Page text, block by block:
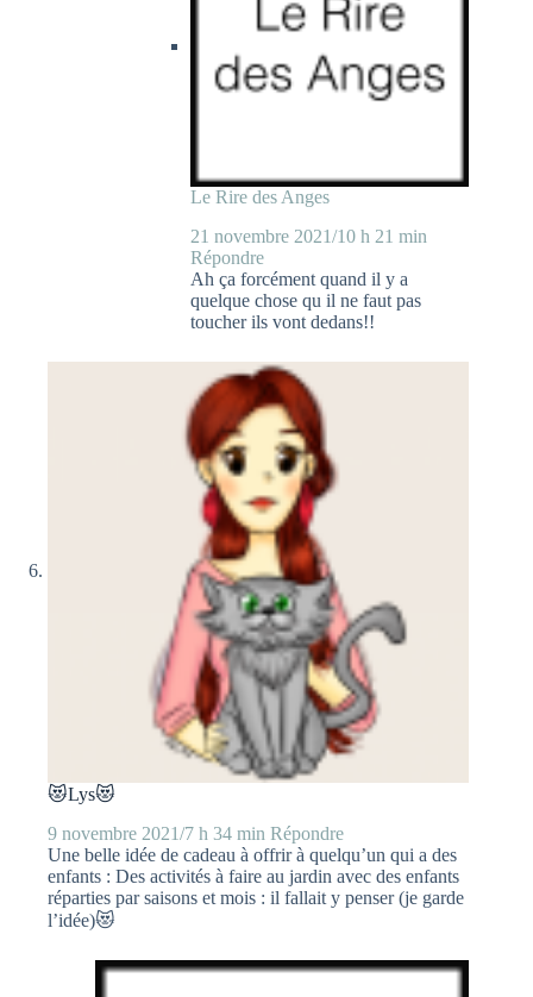
Le Rire des Anges
21 novembre 2021/10 h 21 min
Répondre
Ah ça forcément quand il y a
quelque chose qu il ne faut pas
toucher ils vont dedans!!
😻Lys😻
9 novembre 2021/7 h 34 min Répondre
Une belle idée de cadeau à offrir à quelqu’un qui a des
enfants : Des activités à faire au jardin avec des enfants
réparties par saisons et mois : il fallait y penser (je garde
l’idée)😻